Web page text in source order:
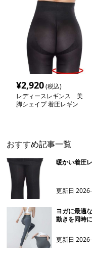
¥2,920(税込)
レディースレギンス 美
脚シェイプ 着圧レギン
おすすめ記事一覧
暖かい着圧
更新日
ヨガに最適
動きを同時
更新日